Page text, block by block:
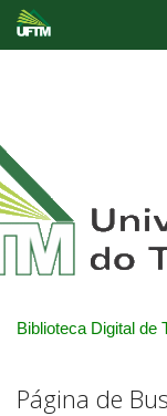
Biblioteca Digital de
Página de